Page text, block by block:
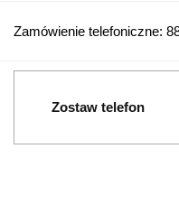
Zamówienie telefoniczne:
Zostaw telefon